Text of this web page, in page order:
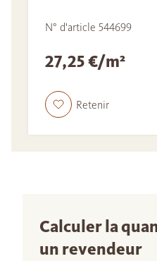
N° d'article 544699
27,25 €/m²
Retenir
Calculer la
un revendeur